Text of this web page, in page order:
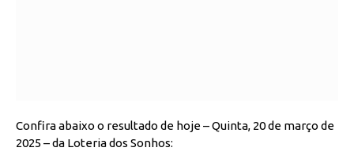
Confira abaixo o resultado de hoje – Quinta, 20 de março de
2025 – da Loteria dos Sonhos: